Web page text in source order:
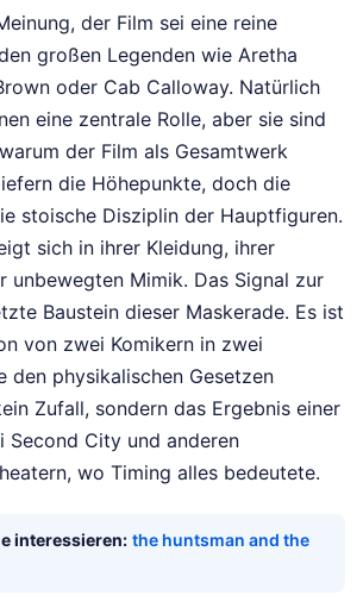
der Film sei eine reine
großen Legenden wie Aretha
oder Cab Calloway. Natürlich
eine zentrale Rolle, aber sie sind
der Film als Gesamtwerk
die Höhepunkte, doch die
stoische Disziplin der Hauptfiguren.
sich in ihrer Kleidung, ihrer
unbewegten Mimik. Das Signal zur
Baustein dieser Maskerade. Es ist
von zwei Komikern in zwei
den physikalischen Gesetzen
Zufall, sondern das Ergebnis einer
Second City und anderen
wo Timing alles bedeutete.
interessieren: the huntsman and the